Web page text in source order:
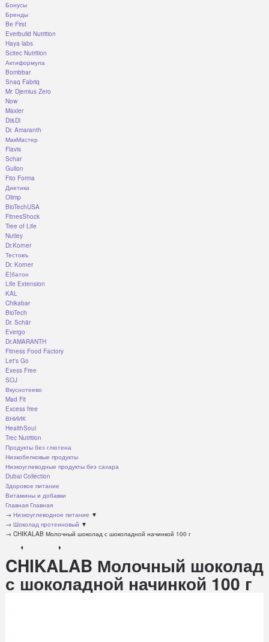
Бонусы
Бренды
Be First
Everbuild Nutrition
Haya labs
Scitec Nutrition
Актиформула
Bombbar
Snaq Fabriq
Mr. Djemius Zero
Now
Maxler
Di&Di
Dr. Amaranth
МакМастер
Flavis
Schar
Gullon
Fito Forma
Диетика
Olimp
BioTechUSA
FitnesShock
Tree of Life
Nutley
Dr.Korner
Тестовъ
Dr. Korner
Ё|батон
Life Extension
KAL
Chikabar
BioTech
Dr. Schär
Evergo
Dr.AMARANTH
Fitness Food Factory
Let's Go
Exess Free
SOJ
Вкуснотеево
Mad Fit
Excess free
ВНИИК
HealthSoul
Trec Nutrition
Продукты без глютена
Низкобелковые продукты
Низкоуглеводные продукты без сахара
Dubai Collection
Здоровое питание
Витамины и добавки
Главная Главная
→ Низкоуглеводное питание ▼
→ Шоколад протеиновый ▼
→ CHIKALAB Молочный шоколад с шоколадной начинкой 100 г
CHIKALAB Молочный шоколад
с шоколадной начинкой 100 г